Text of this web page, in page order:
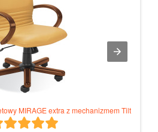
MIRAGE extra z mechanizmem Tilt